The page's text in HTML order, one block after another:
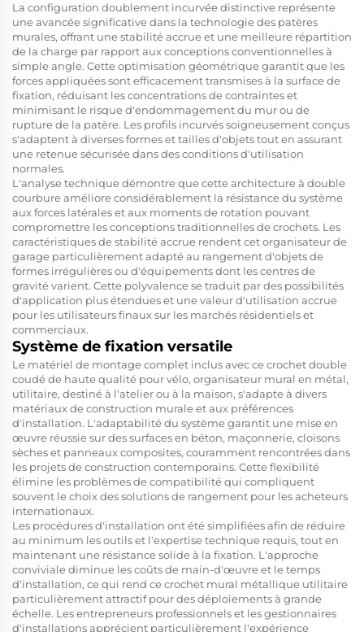
La configuration doublement incurvée distinctive représente
une avancée significative dans la technologie des patères
murales, offrant une stabilité accrue et une meilleure répartition
de la charge par rapport aux conceptions conventionnelles à
simple angle. Cette optimisation géométrique garantit que les
forces appliquées sont efficacement transmises à la surface de
fixation, réduisant les concentrations de contraintes et
minimisant le risque d'endommagement du mur ou de
rupture de la patère. Les profils incurvés soigneusement conçus
s'adaptent à diverses formes et tailles d'objets tout en assurant
une retenue sécurisée dans des conditions d'utilisation
normales.
L'analyse technique démontre que cette architecture à double
courbure améliore considérablement la résistance du système
aux forces latérales et aux moments de rotation pouvant
compromettre les conceptions traditionnelles de crochets. Les
caractéristiques de stabilité accrue rendent cet organisateur de
garage particulièrement adapté au rangement d'objets de
formes irrégulières ou d'équipements dont les centres de
gravité varient. Cette polyvalence se traduit par des possibilités
d'application plus étendues et une valeur d'utilisation accrue
pour les utilisateurs finaux sur les marchés résidentiels et
commerciaux.
Système de fixation versatile
Le matériel de montage complet inclus avec ce crochet double
coudé de haute qualité pour vélo, organisateur mural en métal,
utilitaire, destiné à l'atelier ou à la maison, s'adapte à divers
matériaux de construction murale et aux préférences
d'installation. L'adaptabilité du système garantit une mise en
œuvre réussie sur des surfaces en béton, maçonnerie, cloisons
sèches et panneaux composites, couramment rencontrées dans
les projets de construction contemporains. Cette flexibilité
élimine les problèmes de compatibilité qui compliquent
souvent le choix des solutions de rangement pour les acheteurs
internationaux.
Les procédures d'installation ont été simplifiées afin de réduire
au minimum les outils et l'expertise technique requis, tout en
maintenant une résistance solide à la fixation. L'approche
conviviale diminue les coûts de main-d'œuvre et le temps
d'installation, ce qui rend ce crochet mural métallique utilitaire
particulièrement attractif pour des déploiements à grande
échelle. Les entrepreneurs professionnels et les gestionnaires
d'installations apprécient particulièrement l'expérience